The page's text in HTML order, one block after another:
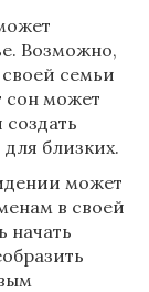
Возможно,
семьи
сон может
близких.
может
в своей
начать